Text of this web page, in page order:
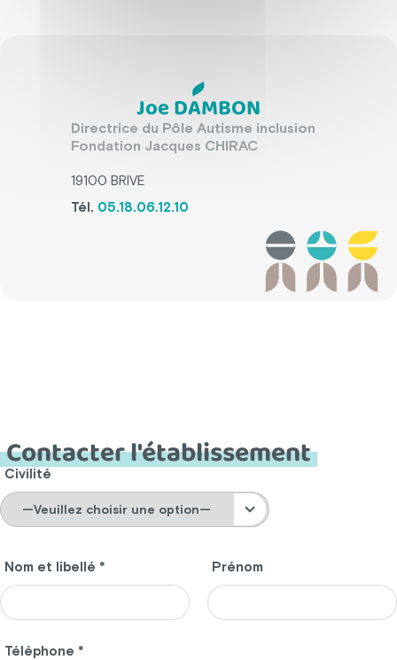
Joe DAMBON
Directrice du Pôle Autisme inclusion
Fondation Jacques CHIRAC
19100 BRIVE
Tél. 05.18.06.12.10
Contacter l'établissement
Civilité
Nom et libellé * Prénom
Téléphone *